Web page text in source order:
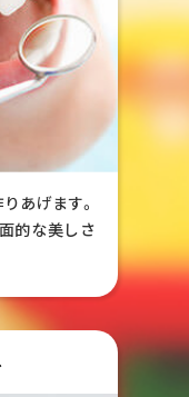
あげます。
的な美しさ